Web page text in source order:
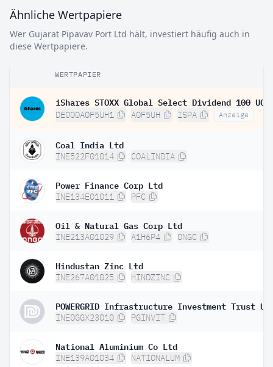
Ähnliche Wertpapiere
Wer Gujarat Pipavav Port Ltd hält, investiert häufig auch in
diese Wertpapiere.
WERTPAPIER
DE000A0F5UH1 A0F5UH ISPA Anzeige
Coal India Ltd
INE522F01014 COALINDIA
Power Finance Corp Ltd
INE134E01011 PFC
Oil & Natural Gas Corp Ltd
INE213A01029 A1H6P4 ONGC
Hindustan Zinc Ltd
INE267A01025 HINDZINC
POWERGRID Infrastructure Investment Trust
INE0GGX23010 PGINVIT
National Aluminium Co Ltd
INE139A01034 NATIONALUM